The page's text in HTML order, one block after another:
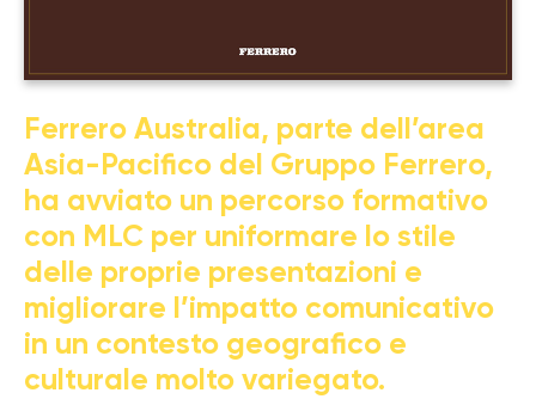
Ferrero Australia, parte dell’area
Asia-Pacifico del Gruppo Ferrero,
ha avviato un percorso formativo
con MLC per uniformare lo stile
delle proprie presentazioni e
migliorare l’impatto comunicativo
in un contesto geografico e
culturale molto variegato.